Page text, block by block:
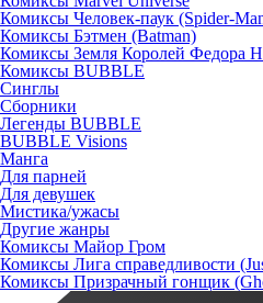
Комиксы Человек-паук (Spider-
Комиксы Бэтмен (Batman)
Комиксы Земля Королей Федора
Комиксы BUBBLE
Синглы
Сборники
Легенды BUBBLE
BUBBLE Visions
Манга
Для парней
Для девушек
Мистика/ужасы
Другие жанры
Комиксы Майор Гром
Комиксы Лига справедливости
Комиксы Призрачный гонщик